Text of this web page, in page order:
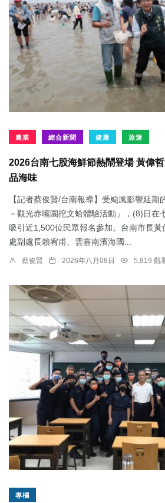
農業 綜合新聞 健康 旅遊
2026台南七股海鮮節熱鬧登場 黃偉哲
品海味
【記者蔡俊賢/台南報導】受颱風影響延期
－觀光赤嘴園挖文蛤體驗活動」，(8)日在
吸引近1,500位民眾報名參加。台南市長
處副處長賴宥甫、雲嘉南濱海國...
蔡俊賢 2026年八月08日 5,819 觀
專欄